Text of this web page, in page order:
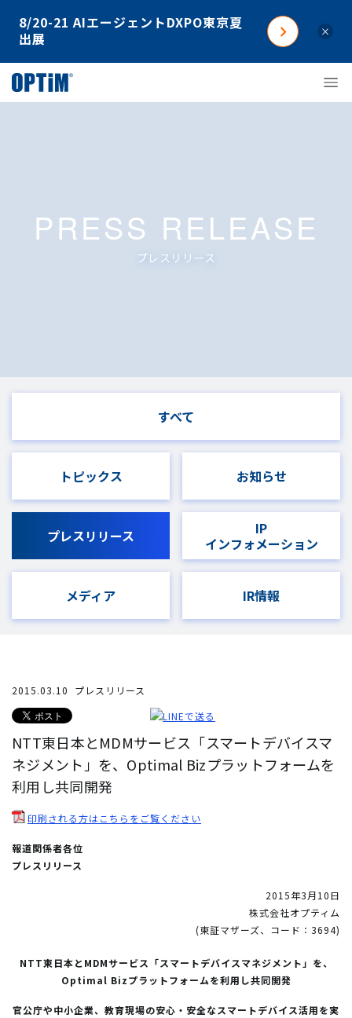
8/20-21 AIエージェントDXPO東京夏
出展
×
PRESS RELEASE
プレスリリース
すべて
トピックス お知らせ
プレスリリース
IP
インフォメーション
メディア IR情報
2015.03.10 プレスリリース
NTT東日本とMDMサービス「スマートデバイスマ
ネジメント」を、Optimal Bizプラットフォームを
利用し共同開発
印刷される方はこちらをご覧ください
報道関係者各位
プレスリリース
2015年3月10日
株式会社オプティム
(東証マザーズ、コード：3694)
NTT東日本とMDMサービス「スマートデバイスマネジメント」を、
Optimal Bizプラットフォームを利用し共同開発
官公庁や中小企業、教育現場の安心・安全なスマートデバイス活用を実